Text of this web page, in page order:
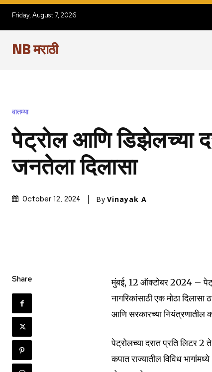
of the
the subscribe button below.
won't spam your inbox. Your
Friday, August 7, 2026
NB मराठी
बातम्या
पेट्रोल आणि डिझेलच्या
जनतेला दिलासा
October 12, 2024 By Vinayak A
Share
मुंबई, 12 ऑक्टोबर 2024 –
नागरिकांसाठी एक मोठा
आणि सरकारच्या नियंत्रणातील
पेट्रोलच्या दरात प्रति लिटर
कपात राज्यातील विविध